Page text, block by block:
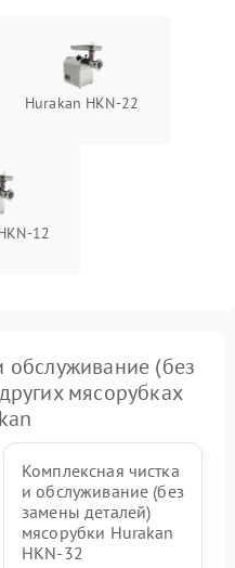
Hurakan HKN‑22
обслуживание (без
мясорубках
Комплексная чистка
и обслуживание (без
замены деталей)
мясорубки Hurakan
HKN‑32